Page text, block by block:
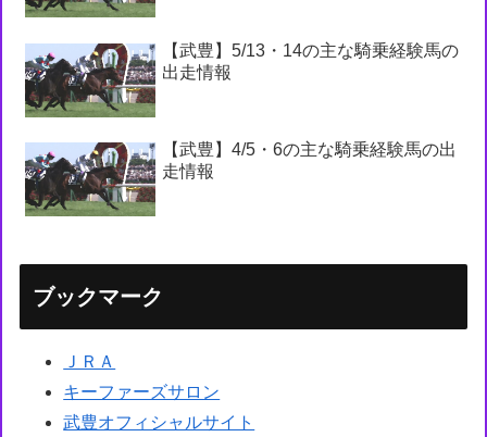
【武豊】5/13・14の主な騎乗経験馬の
出走情報
【武豊】4/5・6の主な騎乗経験馬の出
走情報
ブックマーク
ＪＲＡ
キーファーズサロン
武豊オフィシャルサイト